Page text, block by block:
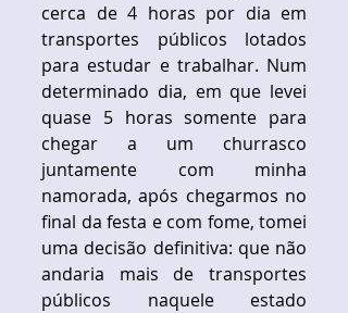
cerca de 4 horas por dia em
transportes públicos lotados
para estudar e trabalhar. Num
determinado dia, em que levei
quase 5 horas somente para
chegar a um churrasco
juntamente com minha
namorada, após chegarmos no
final da festa e com fome, tomei
uma decisão definitiva: que não
andaria mais de transportes
públicos naquele estado